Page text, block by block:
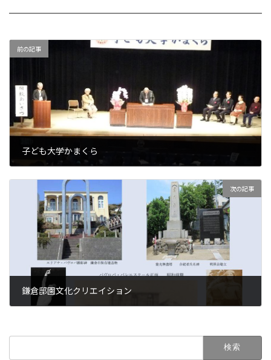
前の記事
子ども大学かまくら
次の記事
鎌倉邸園文化クリエイション